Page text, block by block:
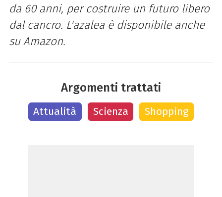
da 60 anni, per costruire un futuro libero
dal cancro. L'azalea è disponibile anche
su Amazon.
Argomenti trattati
Attualità Scienza Shopping